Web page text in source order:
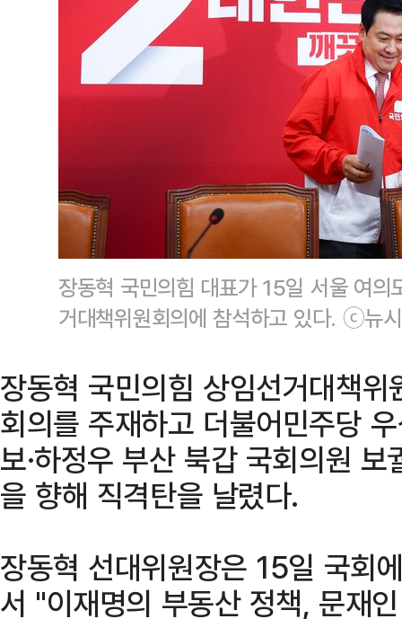
장동혁 국민의힘 대표가 15일 서울 여의
거대책위원회의에 참석하고 있다. ⓒ뉴
장동혁 국민의힘 상임선거대책
회의를 주재하고 더불어민주당
보·하정우 부산 북갑 국회의원
을 향해 직격탄을 날렸다.
장동혁 선대위원장은 15일 국회
서 "이재명의 부동산 정책, 문재